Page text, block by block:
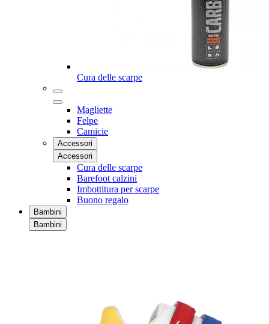
Cura delle scarpe
Magliette
Felpe
Camicie
Accessori
Accessori
Cura delle scarpe
Barefoot calzini
Imbottitura per scarpe
Buono regalo
Bambini
Bambini